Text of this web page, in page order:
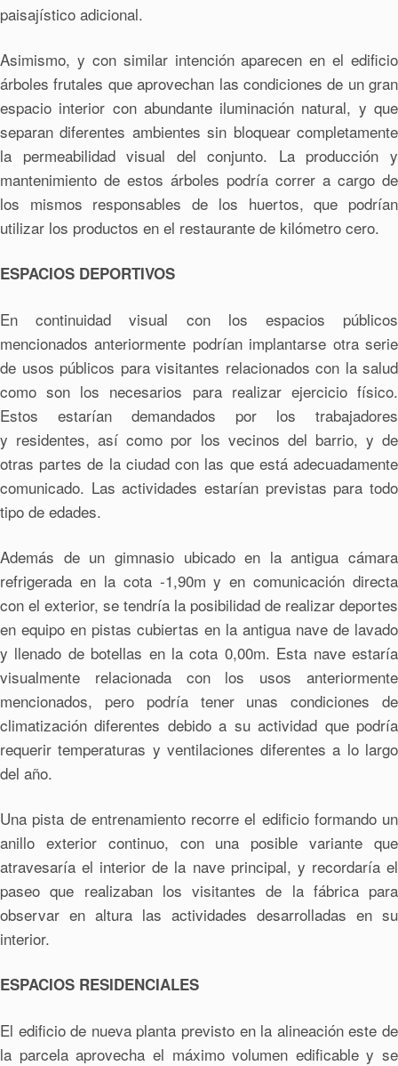
paisajístico adicional.
Asimismo, y con similar intención aparecen en el edificio
árboles frutales que aprovechan las condiciones de un gran
espacio interior con abundante iluminación natural, y que
separan diferentes ambientes sin bloquear completamente
la permeabilidad visual del conjunto. La producción y
mantenimiento de estos árboles podría correr a cargo de
los mismos responsables de los huertos, que podrían
utilizar los productos en el restaurante de kilómetro cero.
ESPACIOS DEPORTIVOS
En continuidad visual con los espacios públicos
mencionados anteriormente podrían implantarse otra serie
de usos públicos para visitantes relacionados con la salud
como son los necesarios para realizar ejercicio físico.
Estos estarían demandados por los trabajadores
y residentes, así como por los vecinos del barrio, y de
otras partes de la ciudad con las que está adecuadamente
comunicado. Las actividades estarían previstas para todo
tipo de edades.
Además de un gimnasio ubicado en la antigua cámara
refrigerada en la cota -1,90m y en comunicación directa
con el exterior, se tendría la posibilidad de realizar deportes
en equipo en pistas cubiertas en la antigua nave de lavado
y llenado de botellas en la cota 0,00m. Esta nave estaría
visualmente relacionada con los usos anteriormente
mencionados, pero podría tener unas condiciones de
climatización diferentes debido a su actividad que podría
requerir temperaturas y ventilaciones diferentes a lo largo
del año.
Una pista de entrenamiento recorre el edificio formando un
anillo exterior continuo, con una posible variante que
atravesaría el interior de la nave principal, y recordaría el
paseo que realizaban los visitantes de la fábrica para
observar en altura las actividades desarrolladas en su
interior.
ESPACIOS RESIDENCIALES
El edificio de nueva planta previsto en la alineación este de
la parcela aprovecha el máximo volumen edificable y se